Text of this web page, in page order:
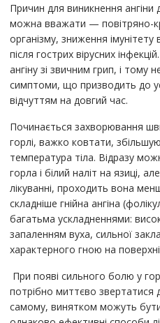
Причин для виникнення
можна вважати — повітряно-
організму, зниження імунітету
після гострих вірусних
ангіну зі звичним грип, і тому
симптоми, що призводить до
відчуттям на довгий час.
Починається захворювання
горлі, важко ковтати,
температура тіла. Відразу
горла і білий наліт на язиці,
лікуванні, проходить вона
складніше гнійна ангіна
багатьма ускладненнями:
запаленням вуха, сильної
характерного гною на
При появі сильного болю у
потрібно миттєво звертатися
самому, винятком можуть бути